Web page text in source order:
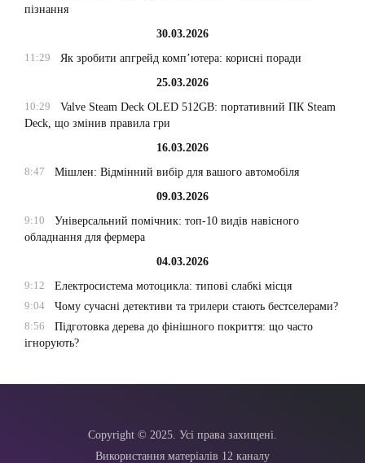
пізнання
30.03.2026
11:29
Як зробити апгрейд комп’ютера: корисні поради
25.03.2026
10:29
Valve Steam Deck OLED 512GB: портативний ПК Steam
Deck, що змінив правила гри
16.03.2026
8:47
Мішлен: Відмінний вибір для вашого автомобіля
09.03.2026
9:10
Універсальний помічник: топ-10 видів навісного
обладнання для фермера
04.03.2026
9:12
Електросистема мотоцикла: типові слабкі місця
9:04
Чому сучасні детективи та трилери стають бестселерами?
8:56
Підготовка дерева до фінішного покриття: що часто
ігнорують?
Copyright © 2025. Усі права захищені.
Використання матеріалів 12 каналу